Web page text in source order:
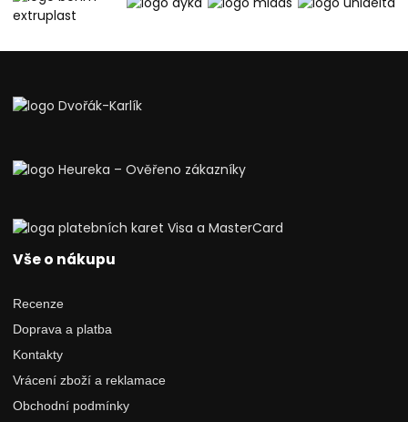
Vše o nákupu
Recenze
Doprava a platba
Kontakty
Vrácení zboží a reklamace
Obchodní podmínky